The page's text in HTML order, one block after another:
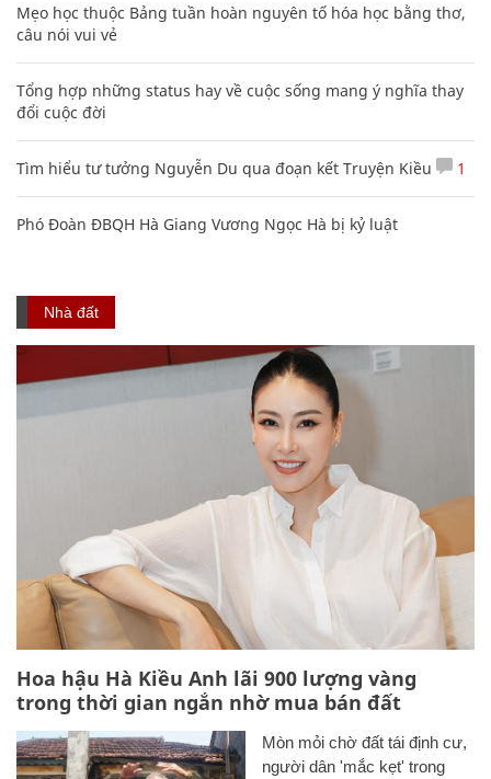
Mẹo học thuộc Bảng tuần hoàn nguyên tố hóa học bằng thơ,
câu nói vui vẻ
Tổng hợp những status hay về cuộc sống mang ý nghĩa thay
đổi cuộc đời
Tìm hiểu tư tưởng Nguyễn Du qua đoạn kết Truyện Kiều 1
Phó Đoàn ĐBQH Hà Giang Vương Ngọc Hà bị kỷ luật
Nhà đất
Hoa hậu Hà Kiều Anh lãi 900 lượng vàng
trong thời gian ngắn nhờ mua bán đất
Mòn mỏi chờ đất tái định cư,
người dân 'mắc kẹt' trong